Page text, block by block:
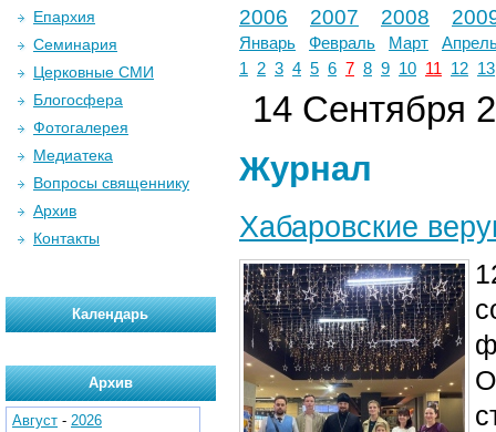
2006 2007 2008
Январь Февраль Март
1
2 3 4 5 6 7 8 9 10 11 12 13
14 Сентября
Журнал
Хабаровские
Епархия
Семинария
Церковные СМИ
Блогосфера
Фотогалерея
Медиатека
Вопросы священнику
Архив
Контакты
Календарь
Архив
Август - 2026